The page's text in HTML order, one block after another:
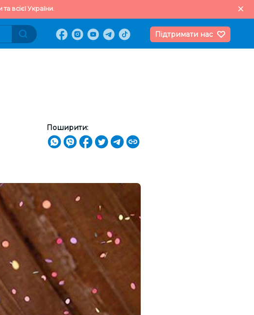
всієї України.
Підтримати нас
Поширити: